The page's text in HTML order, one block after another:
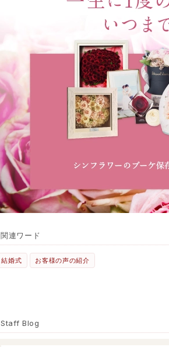
関連ワード
結婚式 お客様の声の紹介
Staff Blog